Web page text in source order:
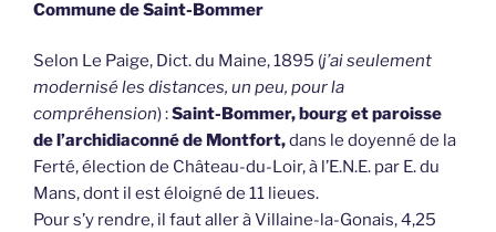
Commune de Saint-Bommer
Selon Le Paige, Dict. du Maine, 1895 (j’ai seulement
modernisé les distances, un peu, pour la
compréhension) :Saint-Bommer, bourg et paroisse
de l’archidiaconné de Montfort,dans le doyenné de la
Ferté, élection de Château-du-Loir, à l’E.N.E. par E. du
Mans, dont il est éloigné de 11 lieues.
Pour s’y rendre, il faut aller à Villaine-la-Gonais, 4,25